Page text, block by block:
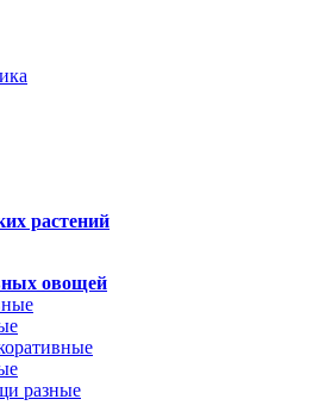
растений
овощей
разные